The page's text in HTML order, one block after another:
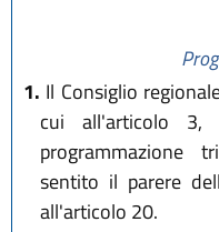
1. Il Consiglio
cui all'articolo 3,
programmazione
sentito il parere
all'articolo 20.